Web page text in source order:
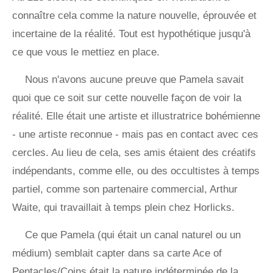
connaître cela comme la nature nouvelle, éprouvée et
incertaine de la réalité. Tout est hypothétique jusqu'à
ce que vous le mettiez en place.
Nous n'avons aucune preuve que Pamela savait
quoi que ce soit sur cette nouvelle façon de voir la
réalité. Elle était une artiste et illustratrice bohémienne
- une artiste reconnue - mais pas en contact avec ces
cercles. Au lieu de cela, ses amis étaient des créatifs
indépendants, comme elle, ou des occultistes à temps
partiel, comme son partenaire commercial, Arthur
Waite, qui travaillait à temps plein chez Horlicks.
Ce que Pamela (qui était un canal naturel ou un
médium) semblait capter dans sa carte Ace of